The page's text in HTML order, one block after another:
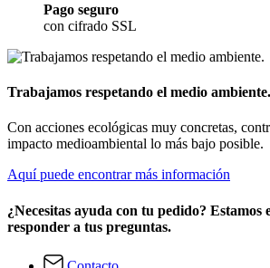
Pago seguro
con cifrado SSL
Trabajamos respetando el medio ambiente.
Con acciones ecológicas muy concretas,
impacto medioambiental lo más bajo posible.
Aquí puede encontrar más información
¿Necesitas ayuda con tu pedido? Estamos
responder a tus preguntas.